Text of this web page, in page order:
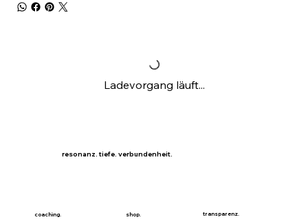
Ladevorgang läuft...
resonanz. tiefe. verbundenheit.
coaching. shop. transparenz.